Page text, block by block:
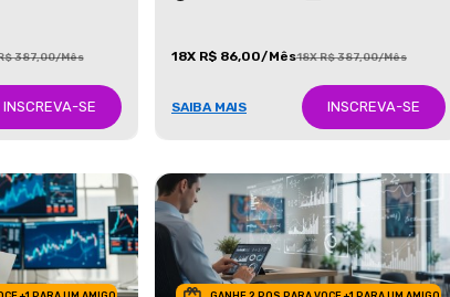
387,00/Mês
INSCREVA-SE
18X R$ 86,00/Mês18X R$ 387,00/Mês
SAIBA MAIS INSCREVA-SE